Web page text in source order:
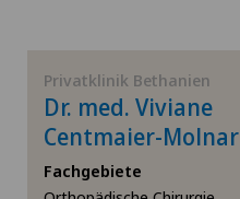
Anästhesiologie
Andrologie
Privatklinik Bethanien
Dr. med. Viviane
Centmaier-Molnar
Fachgebiete